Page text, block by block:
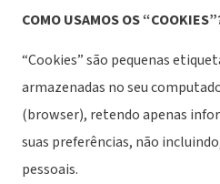
COMO USAMOS OS
“Cookies” são pequenas
armazenadas no seu
(browser), retendo apenas
suas preferências, não
pessoais.